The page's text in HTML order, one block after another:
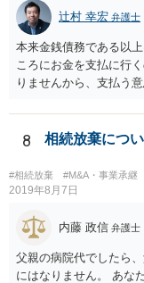
辻村 幸宏 弁護士
本来金銭債務である以
ころにお金を支払に行
りませんから、支払う
るかと思います。
8 相続放棄につ
#相続放棄 #M&A・事業承継
2019年8月7日
内藤 政信 弁護士
父親の病院代でしたら
にはなりません。 あな